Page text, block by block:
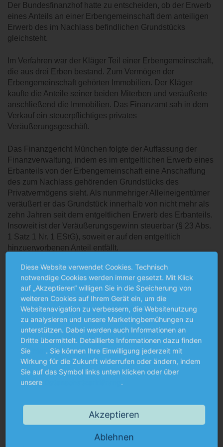
KARRIERE
KONTAKT
Der Bundesfinanzhof hatte zu entscheiden, ob der Erwerb
eines Anteils an einer Erbengemeinschaft dem anteiligen
Erwerb des im Nachlass befindlichen Grundstücks
gleichsteht.
Im Verfahren war der Kläger Teil einer Erbengemeinschaft,
die aus drei Erben bestand. Zum Vermögen der
Erbengemeinschaft gehörten Immobilien. Der Kläger
kaufte die Anteile seiner beiden Miterben und veräußerte
anschließend die Immobilien. Das Finanzamt sah in dem
Verkauf ein steuerpflichtiges privates
Veräußerungsgeschäft.
Das Finanzgericht München folgte der Auffassung der
Finanzverwaltung, indem es im entgeltlichen Erwerb eines
Erbanteils von der Erbengemeinschaft eine Anschaffung
des zum Nachlass gehörenden Grundstücks des
Privatvermögens sieht. Als nunmehriger Alleineigentümer
veräußert er das Grundstück innerhalb von nicht mehr als
zehn Jahren seit dem entgeltlichen Erwerb des Erbanteils.
Insoweit ist der Veräußerungsgewinn steuerbar (§ 23 Abs.
1 Satz 1 Nr. 1 EStG), soweit er auf den entgeltlich
hinzuerworbenen Anteil entfällt.
Der Bundesfinanzhof ist dem entgegengetreten. Der
entgeltliche Erwerb eines Anteils an einer
Erbengemeinschaft führt nicht zur anteiligen Anschaffung
eines zum Gesamthandsvermögen der Erbengemeinschaft
gehörenden Grundstücks.
Hinweis
Der Bundesfinanzhof hat somit seine Rechtsprechung
geändert und sich der Ansicht der Finanzverwaltung
entgegengestellt.
Diese Website verwendet Cookies. Technisch
notwendige Cookies werden immer gesetzt. Mit Klick
auf „Akzeptieren“ willigen Sie in die Speicherung von
weiteren Cookies auf Ihrem Gerät ein, um die
Websitenavigation zu verbessern, die Websitenutzung
zu analysieren und unsere Marketingbemühungen zu
unterstützen. Dabei werden auch Informationen an
Dritte übermittelt. Detaillierte Informationen dazu finden
Sie
. Sie können Ihre Einwilligung jederzeit mit
Wirkung für die Zukunft widerrufen oder ändern, indem
Sie auf das Symbol links unten klicken oder über
unsere
.
Akzeptieren
Ablehnen